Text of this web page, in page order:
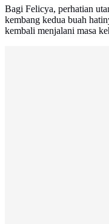
Bagi Felicya, perhatian
kembang kedua buah
kembali menjalani masa